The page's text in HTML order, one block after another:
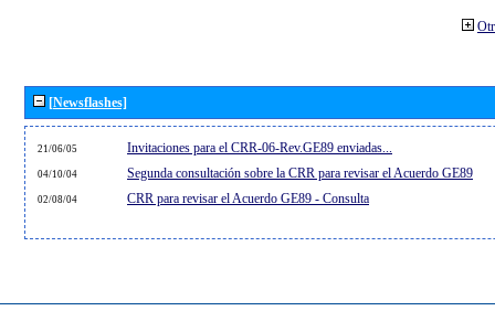
[Newsflashes]
21/06/05 Invitaciones para el CRR-06-Rev.GE89 enviadas...
04/10/04 Segunda consultación sobre la CRR para revisar el Acuerdo GE89
02/08/04 CRR para revisar el Acuerdo GE89 - Consulta